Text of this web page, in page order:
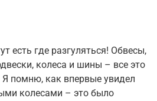
есть где разгуляться! Обвесы,
колеса и шины – все это
помню, как впервые увидел
колесами – это было